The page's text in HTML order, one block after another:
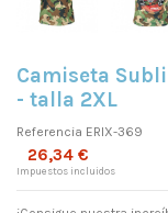
Camiseta
- talla 2XL
Referencia ERIX-369
26,34 €
Impuestos incluidos